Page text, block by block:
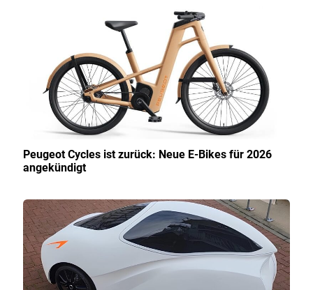
Peugeot Cycles ist zurück: Neue E-Bikes für 2026
angekündigt